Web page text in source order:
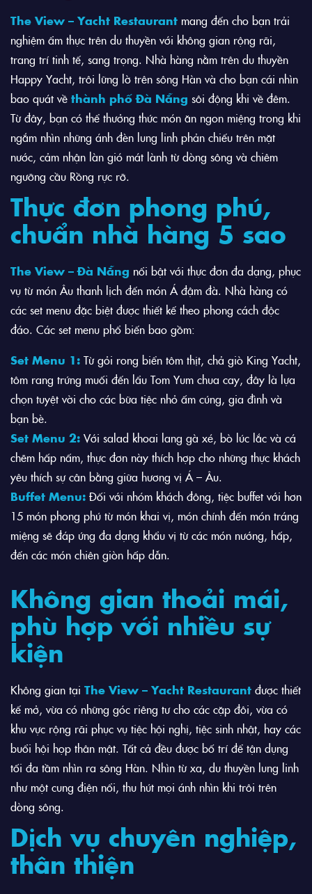
The View – Yacht Restaurant mang đến cho bạn trải
nghiệm ẩm thực trên du thuyền với không gian rộng rãi,
trang trí tinh tế, sang trọng. Nhà hàng nằm trên du thuyền
Happy Yacht, trôi lững lờ trên sông Hàn và cho bạn cái nhìn
bao quát về thành phố Đà Nẵng sôi động khi về đêm.
Từ đây, bạn có thể thưởng thức món ăn ngon miệng trong khi
ngắm nhìn những ánh đèn lung linh phản chiếu trên mặt
nước, cảm nhận làn gió mát lành từ dòng sông và chiêm
ngưỡng cầu Rồng rực rỡ.
Thực đơn phong phú,
chuẩn nhà hàng 5 sao
The View – Đà Nẵng nổi bật với thực đơn đa dạng, phục
vụ từ món Âu thanh lịch đến món Á đậm đà. Nhà hàng có
các set menu đặc biệt được thiết kế theo phong cách độc
đáo. Các set menu phổ biến bao gồm:
Set Menu 1: Từ gỏi rong biển tôm thịt, chả giò King Yacht,
tôm rang trứng muối đến lẩu Tom Yum chua cay, đây là lựa
chọn tuyệt vời cho các bữa tiệc nhỏ ấm cúng, gia đình và
bạn bè.
Set Menu 2: Với salad khoai lang gà xé, bò lúc lắc và cá
chẽm hấp nấm, thực đơn này thích hợp cho những thực khách
yêu thích sự cân bằng giữa hương vị Á – Âu.
Buffet Menu: Đối với nhóm khách đông, tiệc buffet với hơn
15 món phong phú từ món khai vị, món chính đến món tráng
miệng sẽ đáp ứng đa dạng khẩu vị từ các món nướng, hấp,
đến các món chiên giòn hấp dẫn.
Không gian thoải mái,
phù hợp với nhiều sự
kiện
Không gian tại The View – Yacht Restaurant được thiết
kế mở, vừa có những góc riêng tư cho các cặp đôi, vừa có
khu vực rộng rãi phục vụ tiệc hội nghị, tiệc sinh nhật, hay các
buổi hội họp thân mật. Tất cả đều được bố trí để tận dụng
tối đa tầm nhìn ra sông Hàn. Nhìn từ xa, du thuyền lung linh
như một cung điện nổi, thu hút mọi ánh nhìn khi trôi trên
dòng sông.
Dịch vụ chuyên nghiệp,
thân thiện